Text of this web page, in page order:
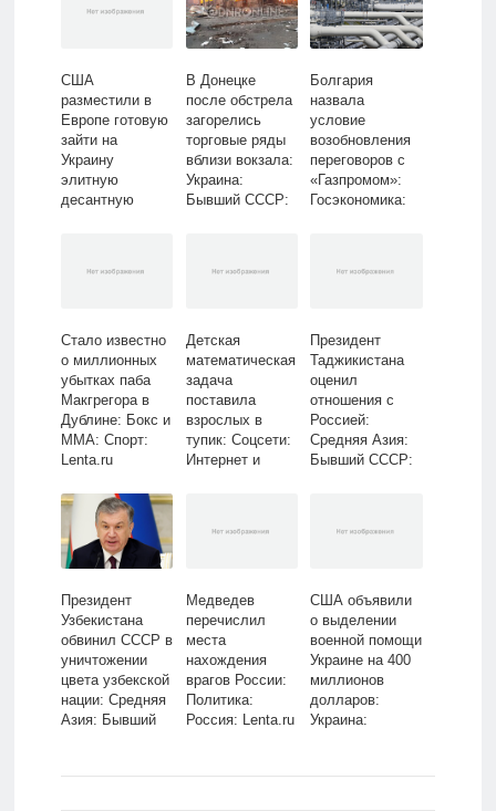
США
разместили в
Европе готовую
зайти на
Украину
элитную
десантную
В Донецке
после обстрела
загорелись
торговые ряды
вблизи вокзала:
Украина:
Бывший СССР:
Болгария
назвала
условие
возобновления
переговоров с
«Газпромом»:
Госэкономика:
Стало известно
о миллионных
убытках паба
Макгрегора в
Дублине: Бокс и
ММА: Спорт:
Lenta.ru
Детская
математическая
задача
поставила
взрослых в
тупик: Coцсети:
Интернет и
Президент
Таджикистана
оценил
отношения с
Россией:
Средняя Азия:
Бывший СССР:
Президент
Узбекистана
обвинил СССР в
уничтожении
цвета узбекской
нации: Средняя
Азия: Бывший
Медведев
перечислил
места
нахождения
врагов России:
Политика:
Россия: Lenta.ru
США объявили
о выделении
военной помощи
Украине на 400
миллионов
долларов:
Украина: